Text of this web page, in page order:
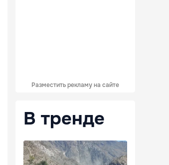
Разместить рекламу на сайте
В тренде